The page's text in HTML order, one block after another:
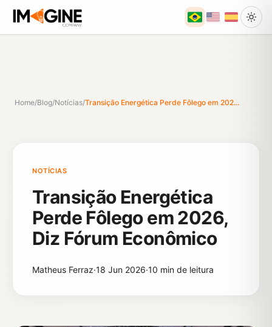
Home/Blog/Notícias/Transição Energética Perde Fôlego em 202...
NOTÍCIAS
Transição Energética
Perde Fôlego em 2026,
Diz Fórum Econômico
Matheus Ferraz·18 Jun 2026·10 min de leitura